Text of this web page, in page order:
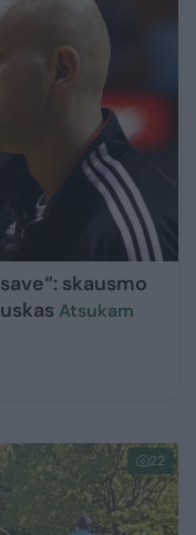
skausmo
Atsukam
22